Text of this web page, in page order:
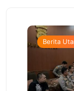
Berita